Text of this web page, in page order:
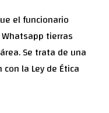
el funcionario
tierras
Se trata de una
la Ley de Ética